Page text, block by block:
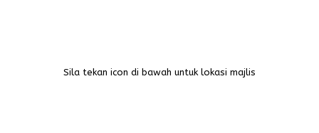
Sila tekan icon di bawah untuk lokasi majlis